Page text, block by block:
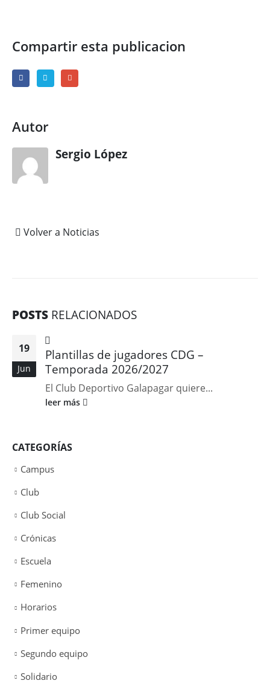
Compartir esta publicacion
Autor
Sergio López
Volver a Noticias
POSTS RELACIONADOS
19
Jun
Plantillas de jugadores CDG –
Temporada 2026/2027
El Club Deportivo Galapagar quiere...
leer más
CATEGORÍAS
Campus
Club
Club Social
Crónicas
Escuela
Femenino
Horarios
Primer equipo
Segundo equipo
Solidario